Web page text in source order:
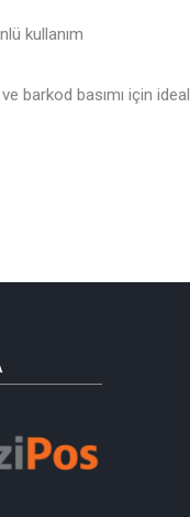
kullanım
barkod basımı için ideal